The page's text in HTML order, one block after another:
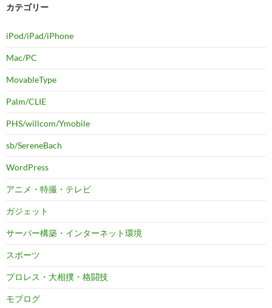
カテゴリー
iPod/iPad/iPhone
Mac/PC
MovableType
Palm/CLIE
PHS/willcom/Ymobile
sb/SereneBach
WordPress
アニメ・特撮・テレビ
ガジェット
サーバー構築・インターネット環境
スポーツ
プロレス・大相撲・格闘技
モブログ